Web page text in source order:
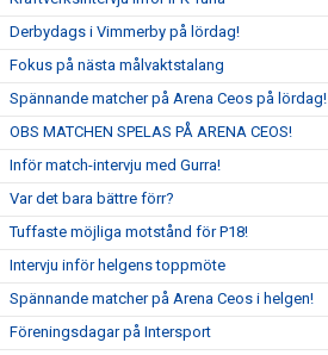
Derbydags i Vimmerby på lördag!
Fokus på nästa målvaktstalang
Spännande matcher på Arena Ceos på lördag!
OBS MATCHEN SPELAS PÅ ARENA CEOS!
Inför match-intervju med Gurra!
Var det bara bättre förr?
Tuffaste möjliga motstånd för P18!
Intervju inför helgens toppmöte
Spännande matcher på Arena Ceos i helgen!
Föreningsdagar på Intersport